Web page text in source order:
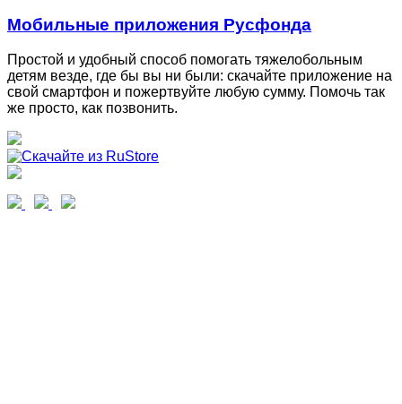
Мобильные приложения Русфонда
Простой и удобный способ помогать тяжелобольным
детям везде, где бы вы ни были: скачайте приложение на
свой смартфон и пожертвуйте любую сумму. Помочь так
же просто, как позвонить.